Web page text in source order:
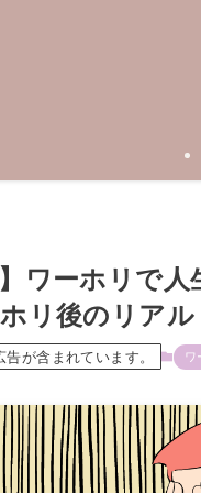
】ワーホリで
リ後のリア
が含まれています。 ワ